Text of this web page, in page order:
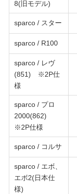
8(旧モデル)
sparco / スター
sparco / R100
sparco / レヴ
(851) ※2P仕
様
sparco / プロ
2000(862)
※2P仕様
sparco / コルサ
sparco / エボ、
エボ2(日本仕
様)